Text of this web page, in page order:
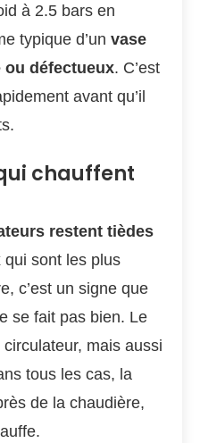
à 2.5 bars en
typique d’un vase
ou défectueux. C’est
avant qu’il
chauffent
restent tièdes
qui sont les plus
c’est un signe que
se fait pas bien. Le
mais aussi
tous les cas, la
de la chaudière,